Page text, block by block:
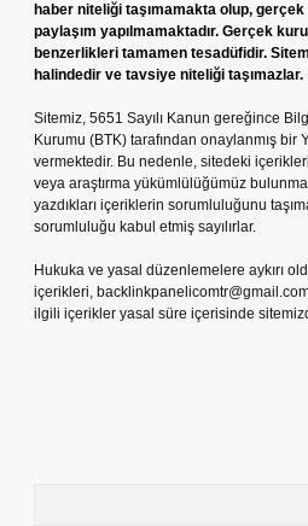
haber niteliği taşımamakta olup,
paylaşım yapılmamaktadır. Gerçek
benzerlikleri tamamen tesadüfidir.
halindedir ve tavsiye niteliği taşımazlar.
Sitemiz, 5651 Sayılı Kanun gereğince
Kurumu (BTK) tarafından onaylanmış bir
vermektedir. Bu nedenle, sitedeki
veya araştırma yükümlülüğümüz
yazdıkları içeriklerin sorumluluğunu
sorumluluğu kabul etmiş sayılırlar.
Hukuka ve yasal düzenlemelere aykırı
içerikleri,
ilgili içerikler yasal süre içerisinde